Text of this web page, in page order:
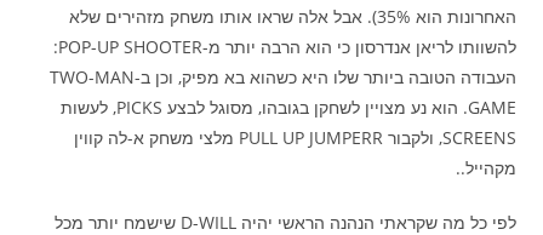
האחרונות הוא 35%). אבל אלה שראו אותו משחק מזהירים שלא
להשוותו לריאן אנדרסון כי הוא הרבה יותר מ-POP-UP SHOOTER:
העבודה הטובה ביותר שלו היא כשהוא בא מפיק, וכן ב-TWO-MAN
GAME. הוא נע מצויין לשחקן בגובהו, מסוגל לבצע PICKS, לעשות
SCREENS, ולקבור PULL UP JUMPERR מלצי משחק א-לה קווין
מקהייל..
לפי כל מה שקראתי הנהנה הראשי יהיה D-WILL שישמח יותר מכל